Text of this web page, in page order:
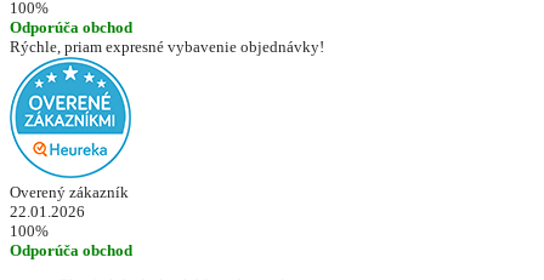
100%
Odporúča obchod
Rýchle, priam expresné vybavenie objednávky!
Overený zákazník
22.01.2026
100%
Odporúča obchod